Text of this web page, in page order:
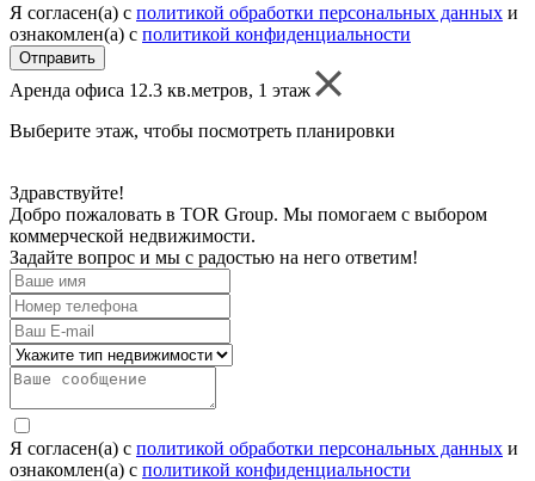
Я согласен(а) c политикой обработки персональных данных и
ознакомлен(а) с политикой конфиденциальности
Отправить
Аренда офиса 12.3 кв.метров, 1 этаж
Выберите этаж, чтобы посмотреть планировки
Здравствуйте!
Добро пожаловать в TOR Group. Мы помогаем с выбором
коммерческой недвижимости.
Задайте вопрос и мы с радостью на него ответим!
Я согласен(а) c политикой обработки персональных данных и
ознакомлен(а) с политикой конфиденциальности